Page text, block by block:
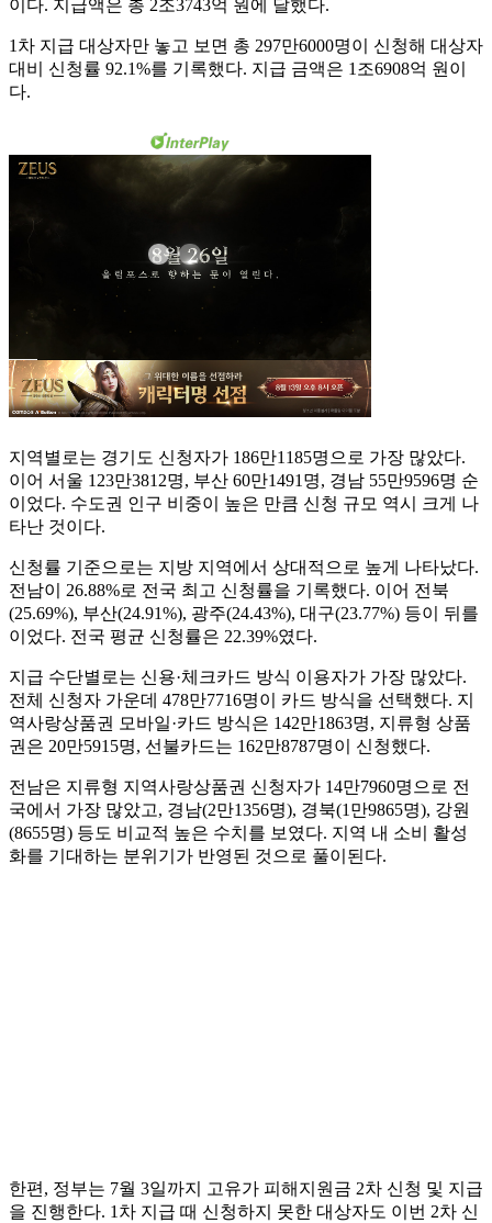
이다. 지급액은 총 2조3743억 원에 달했다.
1차 지급 대상자만 놓고 보면 총 297만6000명이 신청해 대상자
대비 신청률 92.1%를 기록했다. 지급 금액은 1조6908억 원이
다.
지역별로는 경기도 신청자가 186만1185명으로 가장 많았다.
이어 서울 123만3812명, 부산 60만1491명, 경남 55만9596명 순
이었다. 수도권 인구 비중이 높은 만큼 신청 규모 역시 크게 나
타난 것이다.
신청률 기준으로는 지방 지역에서 상대적으로 높게 나타났다.
전남이 26.88%로 전국 최고 신청률을 기록했다. 이어 전북
(25.69%), 부산(24.91%), 광주(24.43%), 대구(23.77%) 등이 뒤를
이었다. 전국 평균 신청률은 22.39%였다.
지급 수단별로는 신용·체크카드 방식 이용자가 가장 많았다.
전체 신청자 가운데 478만7716명이 카드 방식을 선택했다. 지
역사랑상품권 모바일·카드 방식은 142만1863명, 지류형 상품
권은 20만5915명, 선불카드는 162만8787명이 신청했다.
전남은 지류형 지역사랑상품권 신청자가 14만7960명으로 전
국에서 가장 많았고, 경남(2만1356명), 경북(1만9865명), 강원
(8655명) 등도 비교적 높은 수치를 보였다. 지역 내 소비 활성
화를 기대하는 분위기가 반영된 것으로 풀이된다.
한편, 정부는 7월 3일까지 고유가 피해지원금 2차 신청 및 지급
을 진행한다. 1차 지급 때 신청하지 못한 대상자도 이번 2차 신